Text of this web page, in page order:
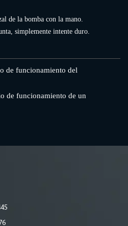
de la bomba con la mano.
simplemente intente duro.
de funcionamiento del
de funcionamiento de un